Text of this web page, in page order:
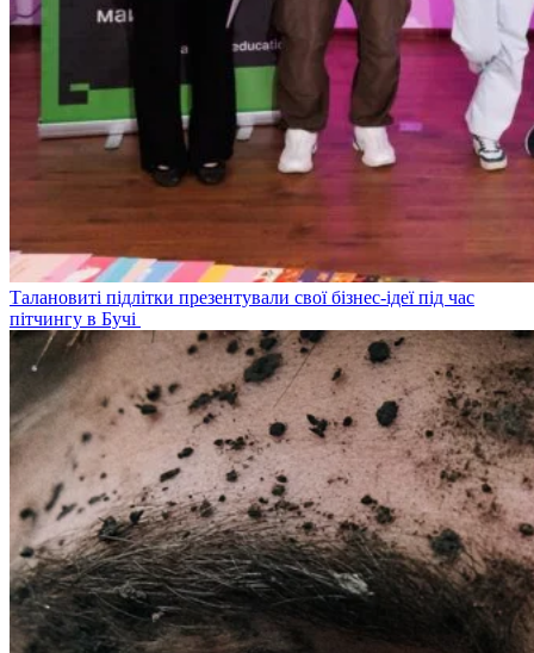
Талановиті підлітки презентували свої бізнес-ідеї під час
пітчингу в Бучі